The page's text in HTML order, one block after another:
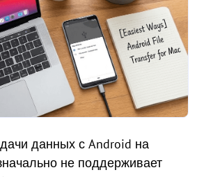
данных с Android на
не поддерживает